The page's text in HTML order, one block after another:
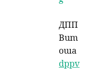
ДПП
Вит
оша
dppv